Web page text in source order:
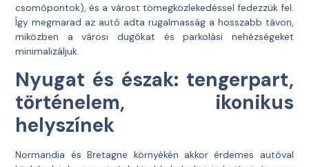
csomópontok), és a várost tömegközlekedéssel fedezzük fel.
Így megmarad az autó adta rugalmasság a hosszabb távon,
miközben a városi dugókat és parkolási nehézségeket
minimalizáljuk.
Nyugat és észak: tengerpart,
történelem, ikonikus
helyszínek
Normandia és Bretagne környékén akkor érdemes autóval